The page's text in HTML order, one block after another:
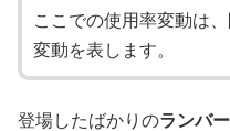
ここでの使用率変動は
変動を表します。
登場したばかりのランバ